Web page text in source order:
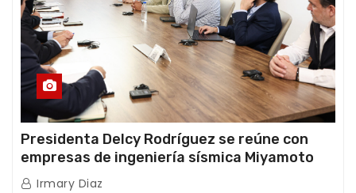
Presidenta Delcy Rodríguez se reúne con
empresas de ingeniería sísmica Miyamoto
International y TFI Solutions
Irmary Diaz